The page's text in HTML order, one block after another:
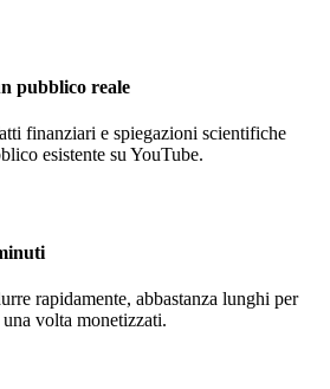
pubblico reale
finanziari e spiegazioni scientifiche
esistente su YouTube.
rapidamente, abbastanza lunghi per
volta monetizzati.